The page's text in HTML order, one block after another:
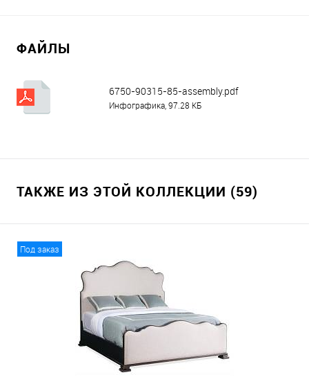
ФАЙЛЫ
6750-90315-85-assembly.pdf
Инфографика, 97.28 КБ
ТАКЖЕ ИЗ ЭТОЙ КОЛЛЕКЦИИ (59)
Под заказ